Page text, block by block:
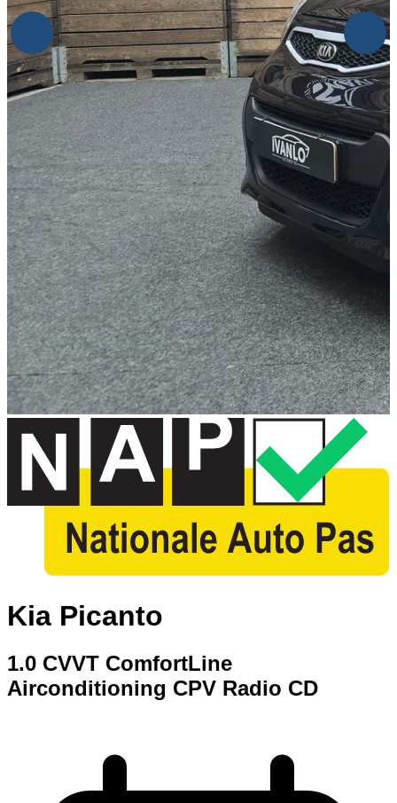
Kia Picanto
1.0 CVVT ComfortLine
Airconditioning CPV Radio CD